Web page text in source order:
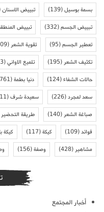
بسمة بوسيل(139) تبييض الاسنان
تبييض الجسم(332) تبييض
تعطير الجسم(95) تقوية الشعر(109)
تكثيف الشعر(195) تلميع الاواني(103)
حالات الشفاء(124) دنيا بطمة(761)
سعد لمجرد(226) سعيدة شرف(111)
صباغة الشعر(140) طريقة التحضير
فوائد(109) كيكة(117) كيكة
مشاهير(428) وصفة(156)
أخبار المجتمع